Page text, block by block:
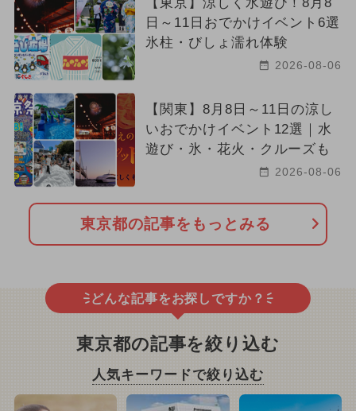
日～11日おでかけイベント6選
氷柱・びしょ濡れ体験
2026-08-06
【関東】8月8日～11日の涼し
いおでかけイベント12選｜水
遊び・氷・花火・クルーズも
2026-08-06
東京都の記事をもっとみる
どんな記事をお探しですか？
東京都の記事を絞り込む
人気キーワードで絞り込む